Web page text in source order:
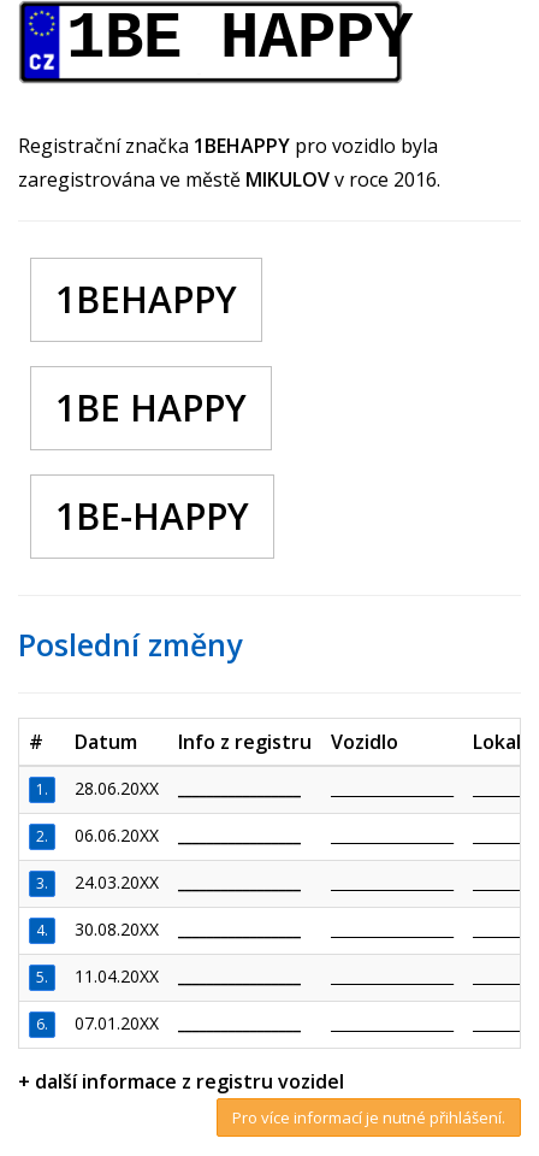
1BE HAPPY
Registrační značka 1BEHAPPY pro vozidlo byla
zaregistrována ve městě MIKULOVv roce 2016.
1BEHAPPY
1BE HAPPY
1BE-HAPPY
Poslední změny
# Datum Info z registru Vozidlo
1. 28.06.20XX
2. 06.06.20XX
3. 24.03.20XX
4. 30.08.20XX
5. 11.04.20XX
6. 07.01.20XX
+ další informace z registru vozidel
Pro více informací je nutné přihlášení.